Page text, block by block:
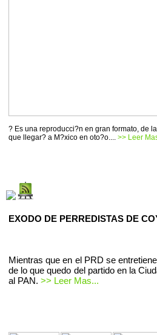
? Es una reproducci?n en gran formato, de
que llegar? a M?xico en oto?o.... >> Leer
EXODO DE PERREDISTAS DE
Mientras que en el PRD se
de lo que quedo del partido en la
al PAN. >> Leer Mas...